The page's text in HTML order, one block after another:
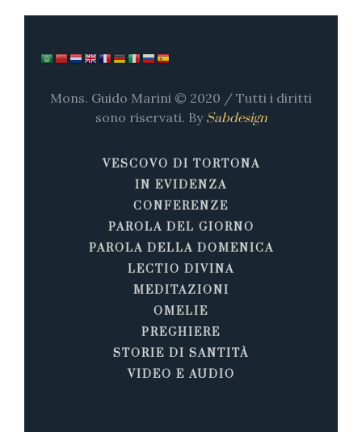
Mons. Guido Marini © 2020 / Tutti i diritti
sono riservati. By Sabdesign
VESCOVO DI TORTONA
IN EVIDENZA
CONFERENZE
PAROLA DEL GIORNO
PAROLA DELLA DOMENICA
LECTIO DIVINA
MEDITAZIONI
OMELIE
PREGHIERE
STORIE DI SANTITÀ
VIDEO E AUDIO